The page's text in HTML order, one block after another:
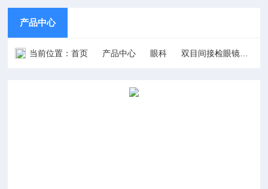
产品中心
当前位置：首页 产品中心 眼科 双目间接检眼镜